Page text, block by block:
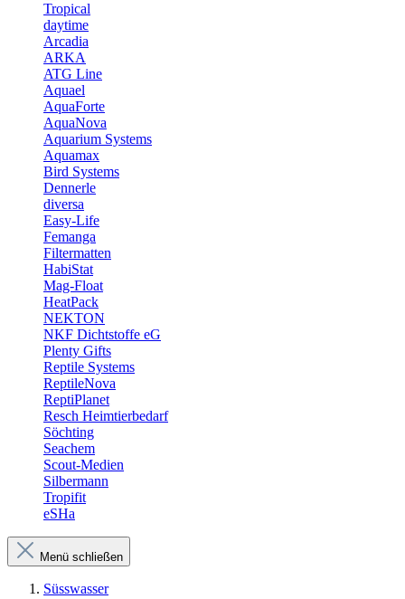
Tropical
daytime
Arcadia
ARKA
ATG Line
Aquael
AquaForte
AquaNova
Aquarium Systems
Aquamax
Bird Systems
Dennerle
diversa
Easy-Life
Femanga
Filtermatten
HabiStat
Mag-Float
HeatPack
NEKTON
NKF Dichtstoffe eG
Plenty Gifts
Reptile Systems
ReptileNova
ReptiPlanet
Resch Heimtierbedarf
Söchting
Seachem
Scout-Medien
Silbermann
Tropifit
eSHa
Menü schließen
Süsswasser